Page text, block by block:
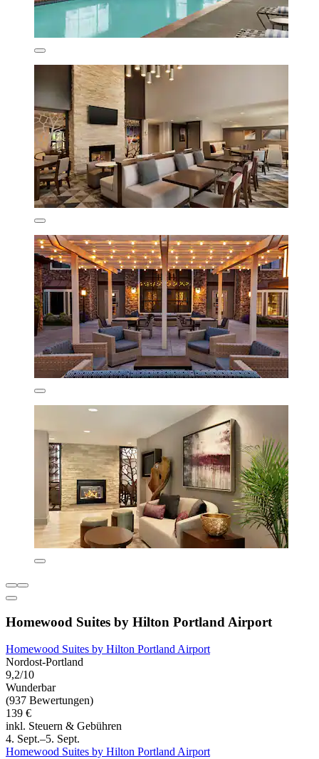
Homewood Suites by Hilton Portland Airport
Homewood Suites by Hilton Portland Airport
Nordost-Portland
9,2/10
Wunderbar
(937 Bewertungen)
139 €
inkl. Steuern & Gebühren
4. Sept.–5. Sept.
Homewood Suites by Hilton Portland Airport